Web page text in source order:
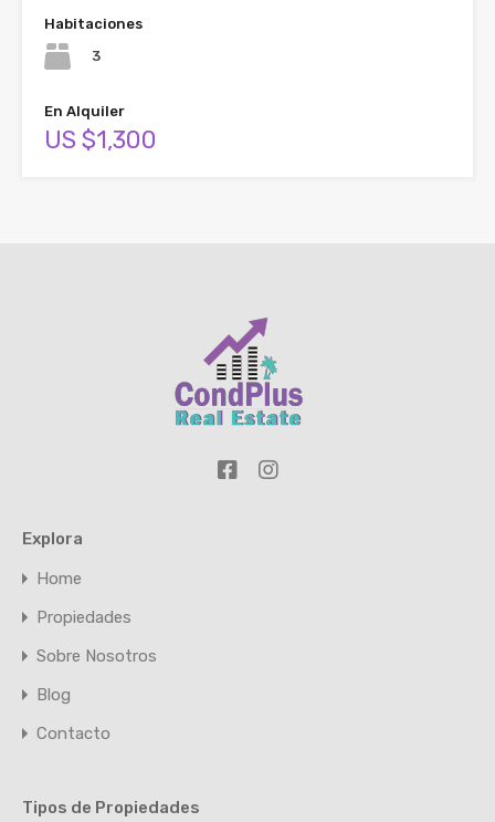
Habitaciones
3
En Alquiler
US $1,300
Explora
Home
Propiedades
Sobre Nosotros
Blog
Contacto
Tipos de Propiedades